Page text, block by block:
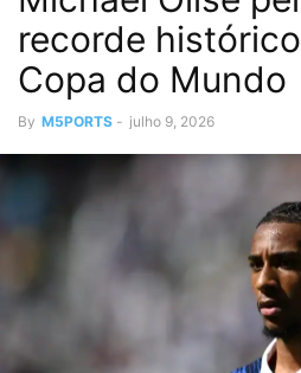
recorde
Copa do Mundo
By M5PORTS - julho 9, 2026